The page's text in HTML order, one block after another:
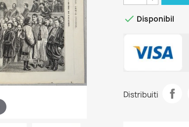
 Disponibil
Distribuiti